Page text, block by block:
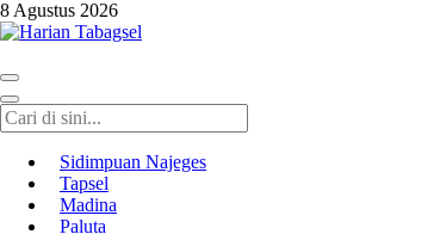
8 Agustus 2026
Sidimpuan Najeges
Tapsel
Madina
Paluta